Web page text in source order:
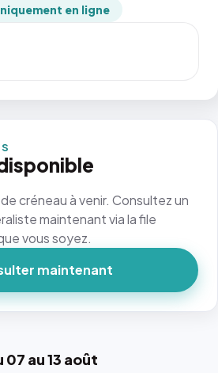
en ligne
07 au 13 août
créneau à venir. Consultez un
maintenant via la file
vous soyez.
maintenant